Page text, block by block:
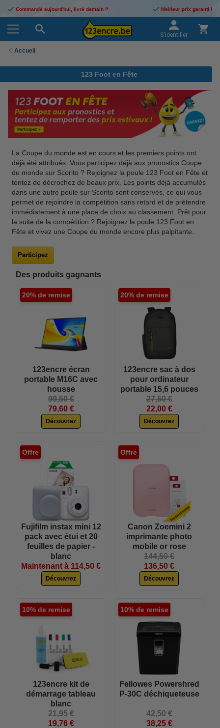
Commandé aujourd'hui, livré demain !* Meilleur prix garanti !
S'identifier
Accueil
123 Foot en Fête
La Coupe du monde est en cours et les premiers points ont
déjà été attribués. Vous participez déjà aux pronostics Coupe
du monde sur Scorito ? Rejoignez la poule 123 Foot en Fête et
tentez de décrochez de beaux prix. Les points déjà accumulés
dans une autre poule sur Scorito sont conservés, ce qui vous
permet de rejoindre la compétition sans retard et de prétendre
immédiatement à une place de choix au classement. Prêt pour
la suite de la compétition ? Rejoignez la poule 123 Foot en
Fête et vivez une Coupe du monde encore plus palpitante.
Participez
Des produits gagnants
20% de remise
123encre écran
portable M16C avec
housse
99,50 €
79,60 €
Découvrez
20% de remise
123encre sac à dos
pour ordinateur
portable 15,6 pouces
27,50 €
22,00 €
Découvrez
Offre
Fujifilm instax mini 12
pack avec étui et 20
feuilles de papier -
blanc
Maintenant à 114,50 €
Découvrez
Offre
Canon Zoemini 2
imprimante photo
mobile or rose
144,50 €
136,50 €
Découvrez
10% de remise
123encre kit de
démarrage tableau
blanc
21,95 €
19,76 €
10% de remise
Fellowes Powershred
P-30C déchiqueteuse
42,50 €
38,25 €